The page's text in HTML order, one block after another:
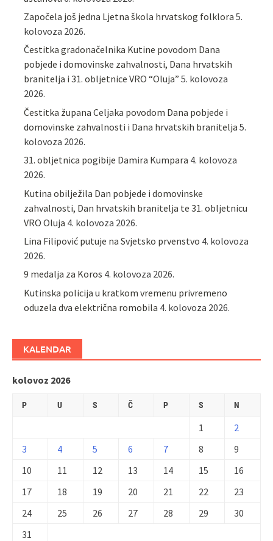
Započela još jedna Ljetna škola hrvatskog folklora 5.
kolovoza 2026.
Čestitka gradonačelnika Kutine povodom Dana
pobjede i domovinske zahvalnosti, Dana hrvatskih
branitelja i 31. obljetnice VRO “Oluja” 5. kolovoza
2026.
Čestitka župana Celjaka povodom Dana pobjede i
domovinske zahvalnosti i Dana hrvatskih branitelja 5.
kolovoza 2026.
31. obljetnica pogibije Damira Kumpara 4. kolovoza
2026.
Kutina obilježila Dan pobjede i domovinske
zahvalnosti, Dan hrvatskih branitelja te 31. obljetnicu
VRO Oluja 4. kolovoza 2026.
Lina Filipović putuje na Svjetsko prvenstvo 4. kolovoza
2026.
9 medalja za Koros 4. kolovoza 2026.
Kutinska policija u kratkom vremenu privremeno
oduzela dva električna romobila 4. kolovoza 2026.
KALENDAR
kolovoz 2026
P U S Č P S N
1
2
3
4 5 6 7 8
9
10
11 12 13 14 15
16
17
18 19 20 21 22
23
24
25 26 27 28 29
30
31